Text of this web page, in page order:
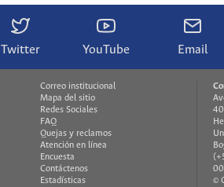
Twitter YouTube Email
Correo institucional
Mapa del sitio
Redes Sociales
FAQ
Quejas y reclamos
Atención en línea
Encuesta
Contáctenos
Estadísticas
©